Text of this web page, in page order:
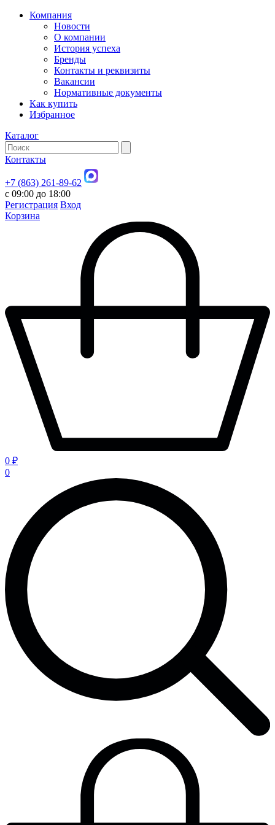
Компания
Новости
О компании
История успеха
Бренды
Контакты и реквизиты
Вакансии
Нормативные документы
Как купить
Избранное
Каталог
Контакты
+7 (863) 261-89-62
с 09:00 до 18:00
Регистрация Вход
Корзина
0 ₽
0